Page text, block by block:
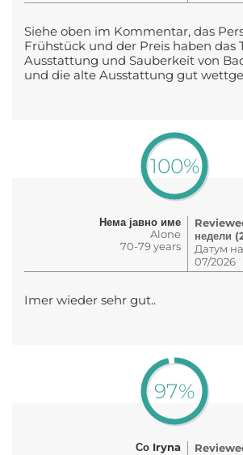
Siehe oben im Kommentar, das
Frühstück und der Preis haben das
Ausstattung und Sauberkeit von
und die alte Ausstattung gut
100%
Нема јавно име
Alone
70-79 years
недели
Датум
07/2026
Imer wieder sehr gut..
97%
Со Iryna